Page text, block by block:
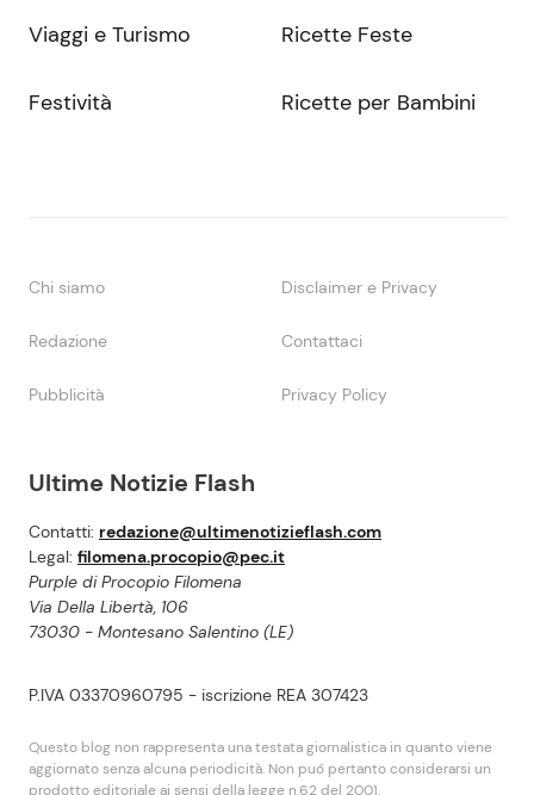
Ultime Notizie Flash
Contatti: redazione@ultimenotizieflash.com
Legal: filomena.procopio@pec.it
Purple di Procopio Filomena
Via Della Libertà, 106
73030 - Montesano Salentino (LE)
P.IVA 03370960795 - iscrizione REA 307423
Questo blog non rappresenta una testata giornalistica in quanto viene
aggiornato senza alcuna periodicità. Non puó pertanto considerarsi un
prodotto editoriale ai sensi della legge n.62 del 2001.
Viaggi e Turismo
Festività
Ricette Feste
Ricette per Bambini
Chi siamo Disclaimer e Privacy
Redazione Contattaci
Pubblicità Privacy Policy